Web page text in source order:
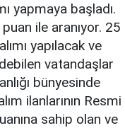
yapmaya başladı.
ile aranıyor. 25
yapılacak ve
vatandaşlar
bünyesinde
ilanlarının Resmi
sahip olan ve